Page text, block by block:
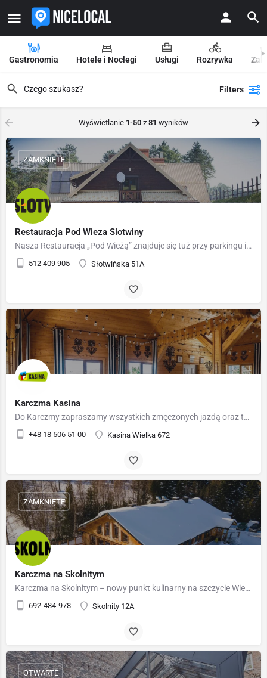
Gastronomia Hotele i Noclegi Usługi Rozrywka
Filters
Wyświetlanie 1-50 z 81 wyników
Restauracja Pod Wieza Slotwiny
Nasza Restauracja „Pod Wieżą” znajduje się tuż przy parkingu i dolnej stacji kolei linowej Słotwiny Arena. Z…
512 409 905 Słotwińska 51A
ZAMKNIĘTE
Karczma Kasina
Do Karczmy zapraszamy wszystkich zmęczonych jazdą oraz tych, którzy w towarzystwie pragną spędzić wolny czas.…
+48 18 506 51 00 Kasina Wielka 672
Karczma na Skolnitym
Karczma na Skolnitym – nowy punkt kulinarny na szczycie Wierchu Skolnity, tuż przy górnej stacji kolei…
692-484-978 Skolnity 12A
ZAMKNIĘTE
OTWARTE